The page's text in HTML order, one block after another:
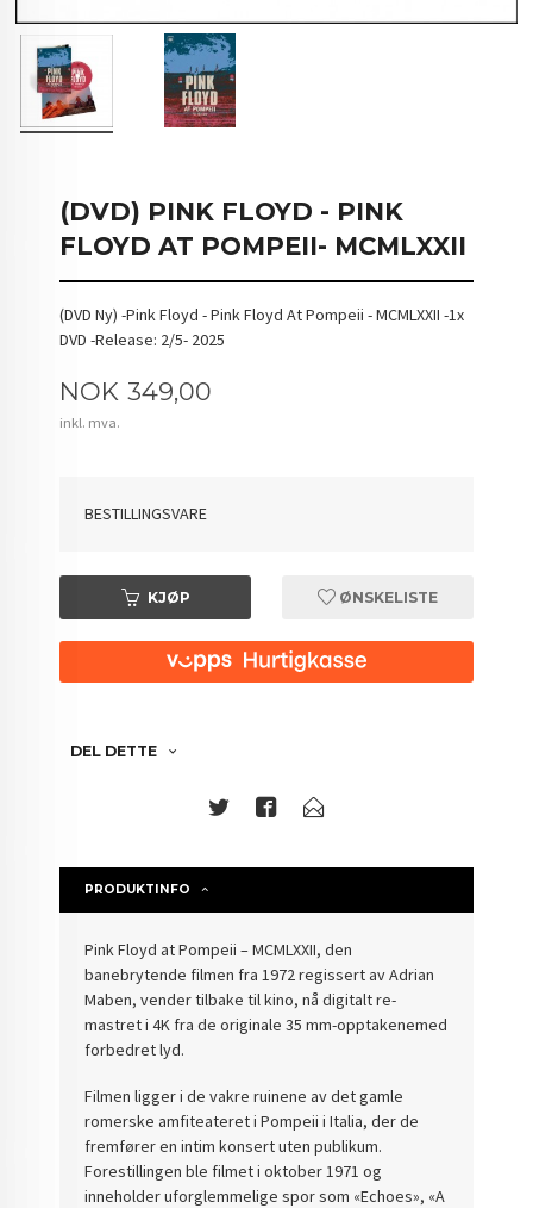
(DVD) PINK FLOYD - PINK
FLOYD AT POMPEII- MCMLXXII
(DVD Ny) -Pink Floyd - Pink Floyd At Pompeii - MCMLXXII -1x
DVD -Release: 2/5- 2025
Pris
NOK 349,00
inkl. mva.
BESTILLINGSVARE
KJØP ØNSKELISTE
DEL DETTE
PRODUKTINFO
Pink Floyd at Pompeii – MCMLXXII, den
banebrytende filmen fra 1972 regissert av Adrian
Maben, vender tilbake til kino, nå digitalt re-
mastret i 4K fra de originale 35 mm-opptakenemed
forbedret lyd.
Filmen ligger i de vakre ruinene av det gamle
romerske amfiteateret i Pompeii i Italia, der de
fremfører en intim konsert uten publikum.
Forestillingen ble filmet i oktober 1971 og
inneholder uforglemmelige spor som «Echoes», «A